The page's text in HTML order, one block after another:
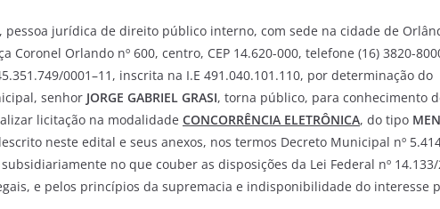
, pessoa jurídica de direito público interno, com sede na cidade de
Coronel Orlando nº 600, centro, CEP 14.620-000, telefone (16) 3820-
0001–11, inscrita na I.E 491.040.101.110, por determinação do
senhor JORGE GABRIEL GRASI, torna público, para conhecimento
licitação na modalidade CONCORRÊNCIA ELETRÔNICA, do tipo
neste edital e seus anexos, nos termos Decreto Municipal nº
no que couber as disposições da Lei Federal nº 14.133/
e pelos princípios da supremacia e indisponibilidade do interesse